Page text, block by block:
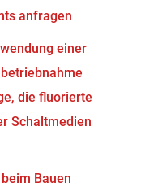
anfragen
einer
die fluorierte
Schaltmedien
Bauen